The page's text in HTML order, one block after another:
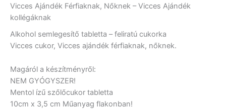
Vicces Ajándék Férfiaknak, Nőknek – Vicces Ajándék
kollégáknak
Alkohol semlegesítő tabletta – feliratú cukorka
Vicces cukor, Vicces ajándék férfiaknak, nőknek.
Magáról a készítményről:
NEM GYÓGYSZER!
Mentol ízű szőlőcukor tabletta
10cm x 3,5 cm Műanyag flakonban!